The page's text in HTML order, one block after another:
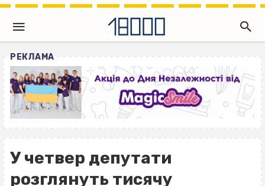
РЕКЛАМА
У четвер депутати
розглянуть тисячу